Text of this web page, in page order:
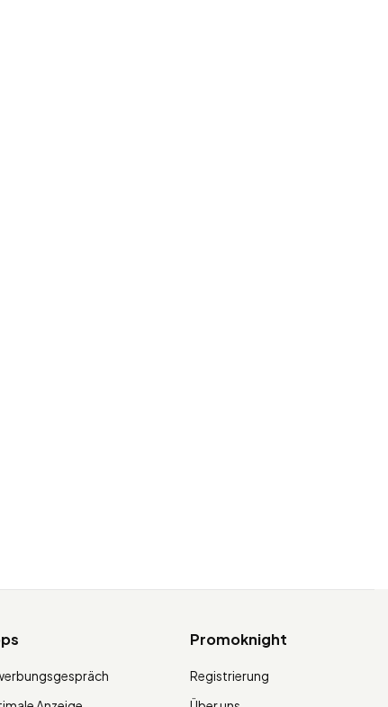
Promoknight
Registrierung